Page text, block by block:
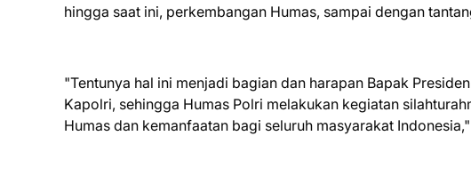
hingga saat ini, perkembangan Humas, sampai dengan
"Tentunya hal ini menjadi bagian dan harapan Bapak
Kapolri, sehingga Humas Polri melakukan kegiatan
Humas dan kemanfaatan bagi seluruh masyarakat